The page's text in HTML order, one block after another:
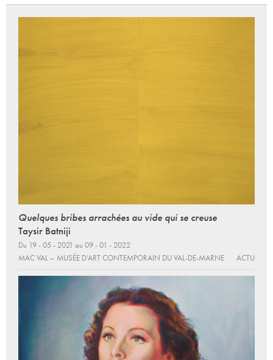
Quelques bribes arrachées au vide qui se creuse
Taysir Batniji
Du 19 - 05 - 2021 au 09 - 01 - 2022
MAC VAL – MUSÉE D’ART CONTEMPORAIN DU VAL-DE-MARNE
ACTU